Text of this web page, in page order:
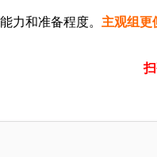
力和准备程度。 主观组更